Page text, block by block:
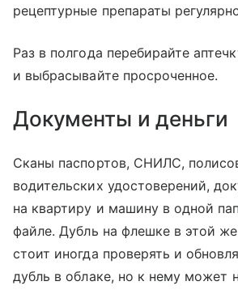
рецептурные препараты
Раз в полгода перебирайте
и выбрасывайте просроченное.
Документы и деньги
Сканы паспортов, СНИЛС,
водительских удостоверений,
на квартиру и машину в одной
файле. Дубль на флешке в этой
стоит иногда проверять и
дубль в облаке, но к нему может